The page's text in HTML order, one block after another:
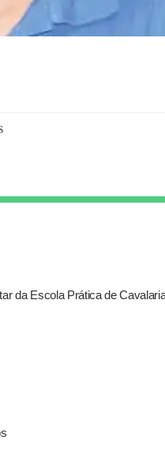
da Escola Prática de